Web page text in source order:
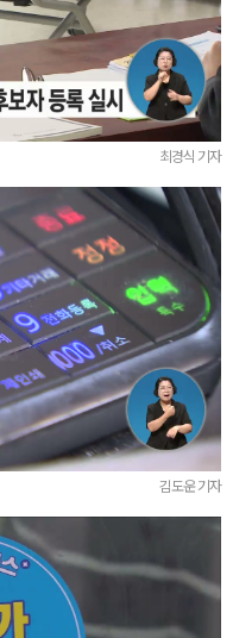
최경식 기자
김도운 기자